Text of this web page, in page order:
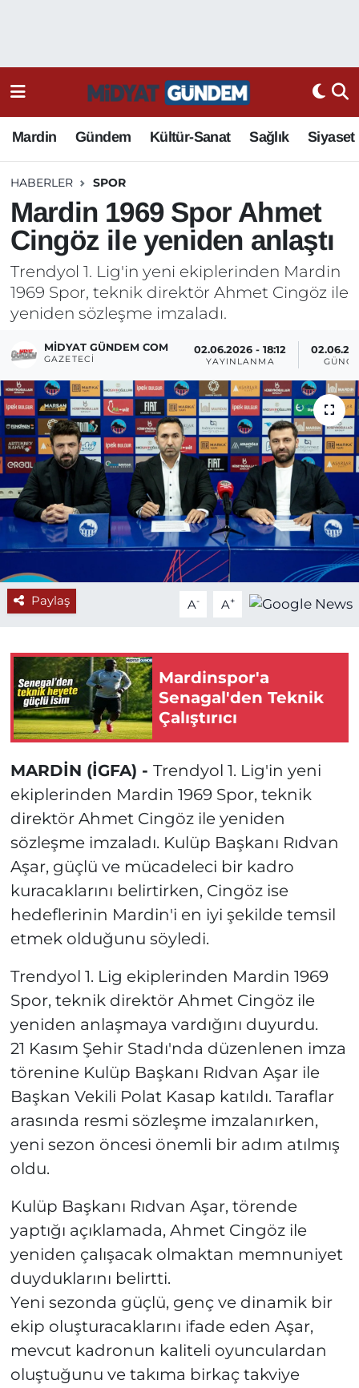
Mardin Gündem Kültür-Sanat Sağlık Siyaset
HABERLER SPOR
Mardin 1969 Spor Ahmet
Cingöz ile yeniden anlaştı
Trendyol 1. Lig'in yeni ekiplerinden Mardin
1969 Spor, teknik direktör Ahmet Cingöz ile
yeniden sözleşme imzaladı.
MIDYAT GÜNDEM COM
GAZETECI
02.06.2026 - 18:12
YAYINLANMA
Paylaş A- A+
Mardinspor'a
Senagal'den Teknik
Çalıştırıcı
MARDİN (İGFA) - Trendyol 1. Lig'in yeni
ekiplerinden Mardin 1969 Spor, teknik
direktör Ahmet Cingöz ile yeniden
sözleşme imzaladı. Kulüp Başkanı Rıdvan
Aşar, güçlü ve mücadeleci bir kadro
kuracaklarını belirtirken, Cingöz ise
hedeflerinin Mardin'i en iyi şekilde temsil
etmek olduğunu söyledi.
Trendyol 1. Lig ekiplerinden Mardin 1969
Spor, teknik direktör Ahmet Cingöz ile
yeniden anlaşmaya vardığını duyurdu.
21 Kasım Şehir Stadı'nda düzenlenen imza
törenine Kulüp Başkanı Rıdvan Aşar ile
Başkan Vekili Polat Kasap katıldı. Taraflar
arasında resmi sözleşme imzalanırken,
yeni sezon öncesi önemli bir adım atılmış
oldu.
Kulüp Başkanı Rıdvan Aşar, törende
yaptığı açıklamada, Ahmet Cingöz ile
yeniden çalışacak olmaktan memnuniyet
duyduklarını belirtti.
Yeni sezonda güçlü, genç ve dinamik bir
ekip oluşturacaklarını ifade eden Aşar,
mevcut kadronun kaliteli oyunculardan
oluştuğunu ve takıma birkaç takviye